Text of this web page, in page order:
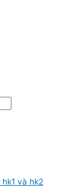
và hk2